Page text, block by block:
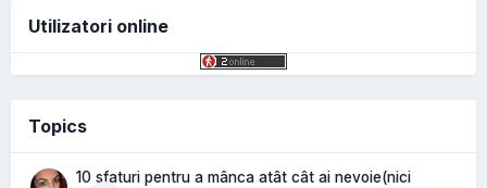
Utilizatori online
Topics
10 sfaturi pentru a mânca atât cât ai nevoie(nici